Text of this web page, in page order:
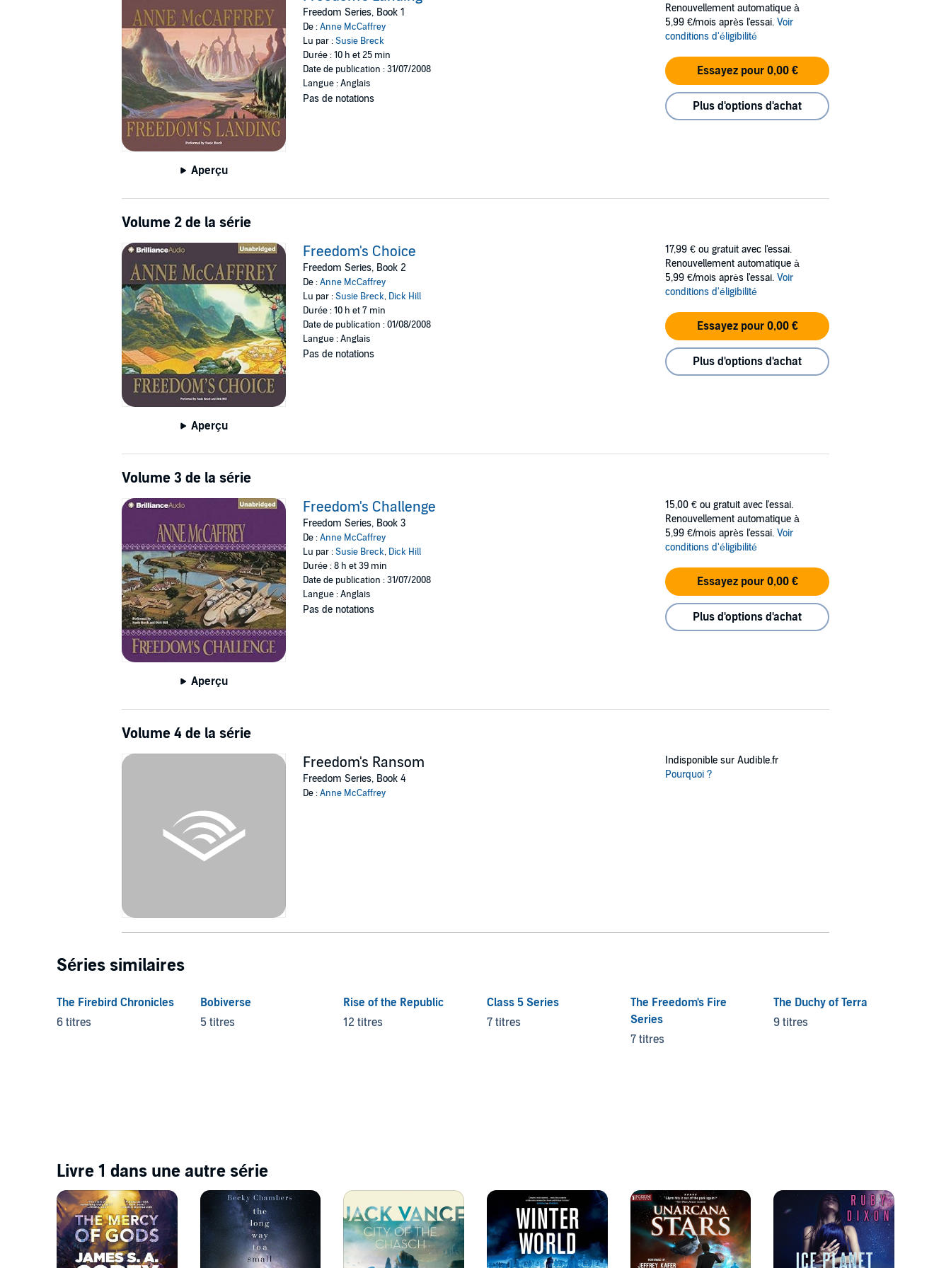
As her audience has come to expect of McCaffrey, she delivers a rich and intricate science-fiction adventure in
Freedom's Landing, sure to win over even more
listeners and add to her legions of fans.
©2007 Anne McCaffrey (P)2007 Brilliance Audio, Inc.
Aperçu
Freedom Series, Book 1
De :Anne McCaffrey
Lu par :Susie Breck
Durée : 10 h et 25 min
Date de publication : 31/07/2008
Langue : Anglais
Pas de notations
Renouvellement automatique à
5,99 €/mois après l'essai. Voir
conditions d'éligibilité
Essayez pour 0,00 €
Plus d'options d'achat
Volume 2 de la série
Aperçu
Freedom's Choice
Freedom Series, Book 2
De :Anne McCaffrey
Lu par :Susie Breck, Dick Hill
Durée : 10 h et 7 min
Date de publication : 01/08/2008
Langue : Anglais
Pas de notations
17,99 € ou gratuit avec l'essai.
Renouvellement automatique à
5,99 €/mois après l'essai. Voir
conditions d'éligibilité
Essayez pour 0,00 €
Plus d'options d'achat
Volume 3 de la série
Aperçu
Freedom's Challenge
Freedom Series, Book 3
De :Anne McCaffrey
Lu par :Susie Breck, Dick Hill
Durée : 8 h et 39 min
Date de publication : 31/07/2008
Langue : Anglais
Pas de notations
15,00 € ou gratuit avec l'essai.
Renouvellement automatique à
5,99 €/mois après l'essai. Voir
conditions d'éligibilité
Essayez pour 0,00 €
Plus d'options d'achat
Volume 4 de la série
Freedom's Ransom
Freedom Series, Book 4
De :Anne McCaffrey
Indisponible sur Audible.fr
Pourquoi ?
Séries similaires
The Firebird Chronicles
6 titres
Bobiverse
5 titres
Rise of the Republic
12 titres
Class 5 Series
7 titres
The Freedom's Fire
Series
7 titres
The Duchy of Terra
9 titres
Livre 1 dans une autre série